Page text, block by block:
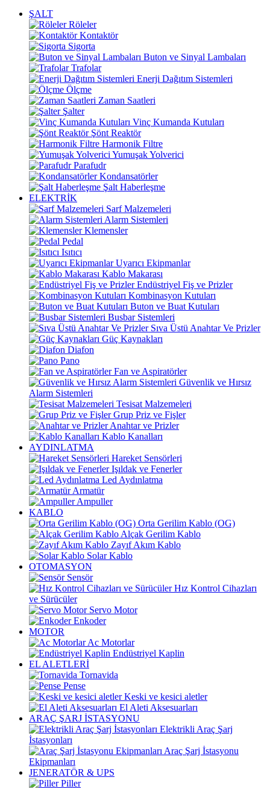
ŞALT
Röleler
Kontaktör
Sigorta
Buton ve Sinyal Lambaları
Trafolar
Enerji Dağıtım Sistemleri
Ölçme
Zaman Saatleri
Şalter
Vinç Kumanda Kutuları
Şönt Reaktör
Harmonik Filtre
Yumuşak Yolverici
Parafudr
Kondansatörler
Şalt Haberleşme
ELEKTRİK
Sarf Malzemeleri
Alarm Sistemleri
Klemensler
Pedal
Isıtıcı
Uyarıcı Ekipmanlar
Kablo Makarası
Endüstriyel Fiş ve Prizler
Kombinasyon Kutuları
Buton ve Buat Kutuları
Busbar Sistemleri
Sıva Üstü Anahtar Ve Prizler
Güç Kaynakları
Diafon
Pano
Fan ve Aspiratörler
Güvenlik ve Hırsız
Alarm Sistemleri
Tesisat Malzemeleri
Grup Priz ve Fişler
Anahtar ve Prizler
Kablo Kanalları
AYDINLATMA
Hareket Sensörleri
Işıldak ve Fenerler
Led Aydınlatma
Armatür
Ampuller
KABLO
Orta Gerilim Kablo (OG)
Alçak Gerilim Kablo
Zayıf Akım Kablo
Solar Kablo
OTOMASYON
Sensör
Hız Kontrol Cihazları
ve Sürücüler
Servo Motor
Enkoder
MOTOR
Ac Motorlar
Endüstriyel Kaplin
EL ALETLERİ
Tornavida
Pense
Keski ve kesici aletler
El Aleti Aksesuarları
ARAÇ ŞARJ İSTASYONU
Elektrikli Araç Şarj
İstasyonları
Araç Şarj İstasyonu
Ekipmanları
JENERATÖR & UPS
Piller